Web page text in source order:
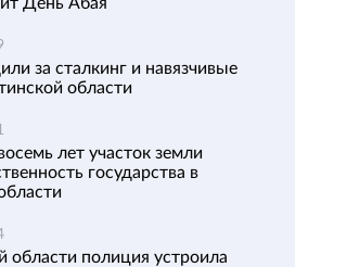
за сталкинг и навязчивые
области
лет участок земли
государства в
полиция устроила